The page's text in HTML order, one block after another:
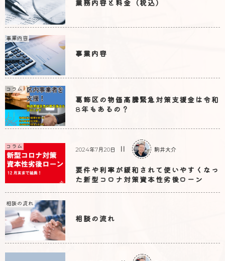
業務内容と料金（税込）
事業内容
事業内容
コラム
葛飾区の物価高騰緊急対策支援金は令和
8年もあるの？
コラム 2024年7月20日 駒井大介
要件や利率が緩和されて使いやすくなっ
た新型コロナ対策資本性劣後ローン
相談の流れ
相談の流れ